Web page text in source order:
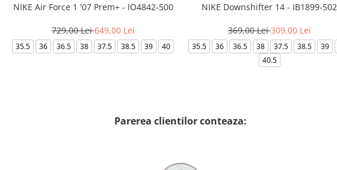
NIKE Air Force 1 '07 Prem+ - IO4842-500
729,00 Lei649,00 Lei
35.5 36 36.5 38 37.5 38.5 39 40
NIKE Downshifter 14 - IB1899-502
369,00 Lei309,00 Lei
35.5 36 36.5 38 37.5 38.5 39
40.5
Parerea clientilor conteaza: